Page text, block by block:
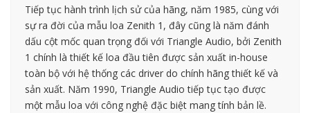
Tiếp tục hành trình lịch sử của hãng, năm 1985, cùng với
sự ra đời của mẫu loa Zenith 1, đây cũng là năm đánh
dấu cột mốc quan trọng đối với Triangle Audio, bởi Zenith
1 chính là thiết kế loa đầu tiên được sản xuất in-house
toàn bộ với hệ thống các driver do chính hãng thiết kế và
sản xuất. Năm 1990, Triangle Audio tiếp tục tạo được
một mẫu loa với công nghệ đặc biệt mang tính bản lề.